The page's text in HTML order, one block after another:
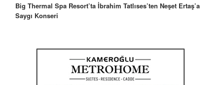
Big Thermal Spa Resort’ta İbrahim Tatlıses’ten Neşet Ertaş’a
Saygı Konseri
Robbie Williams’tan İstanbul’a Mesaj: “Unutulmaz Bir Gece
Olacak”